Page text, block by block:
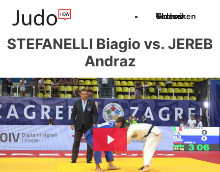
Techniken
Videos
Glossar
STEFANELLI Biagio vs. JEREB
Andraz